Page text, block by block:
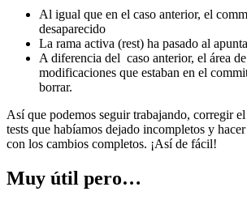
Al igual que en el caso anterior, el
desaparecido
La rama activa (rest) ha pasado al
A diferencia del caso anterior, el área
modificaciones que estaban en el
borrar.
Así que podemos seguir trabajando, corregir
tests que habíamos dejado incompletos y
con los cambios completos. ¡Así de fácil!
Muy útil pero…